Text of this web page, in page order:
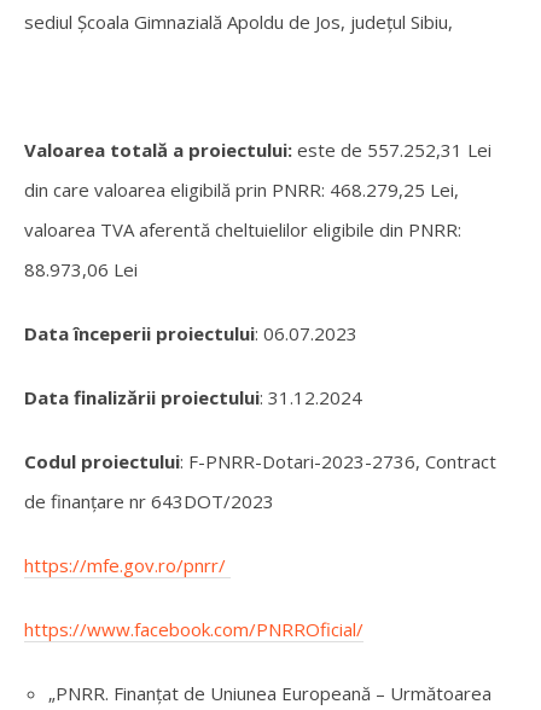
sediul Școala Gimnazială Apoldu de Jos, județul Sibiu,
Valoarea totală a proiectului: este de 557.252,31 Lei
din care valoarea eligibilă prin PNRR: 468.279,25 Lei,
valoarea TVA aferentă cheltuielilor eligibile din PNRR:
88.973,06 Lei
Data începerii proiectului: 06.07.2023
Data finalizării proiectului: 31.12.2024
Codul proiectului: F-PNRR-Dotari-2023-2736, Contract
de finanțare nr 643DOT/2023
https://mfe.gov.ro/pnrr/
https://www.facebook.com/PNRROficial/
„PNRR. Finanțat de Uniunea Europeană – Următoarea